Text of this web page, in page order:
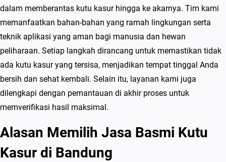
dalam memberantas kutu kasur hingga ke akarnya. Tim kami
memanfaatkan bahan-bahan yang ramah lingkungan serta
teknik aplikasi yang aman bagi manusia dan hewan
peliharaan. Setiap langkah dirancang untuk memastikan tidak
ada kutu kasur yang tersisa, menjadikan tempat tinggal Anda
bersih dan sehat kembali. Selain itu, layanan kami juga
dilengkapi dengan pemantauan di akhir proses untuk
memverifikasi hasil maksimal.
Alasan Memilih Jasa Basmi Kutu
Kasur di Bandung